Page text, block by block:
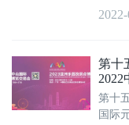
势头,
第十
2022
第十
国际